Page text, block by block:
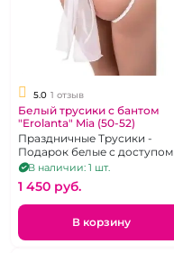
5.0 1 отзыв
Белый трусики с бантом
"Erolanta" Mia (50-52)
Праздничные Трусики -
Подарок белые с доступом
В наличии: 1 шт.
1 450 pуб.
В корзину